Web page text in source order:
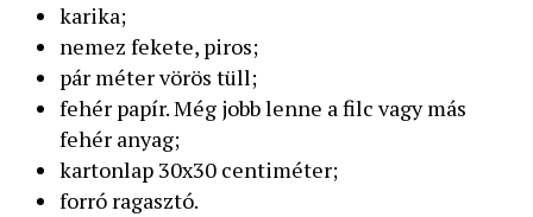
karika;
nemez fekete, piros;
pár méter vörös tüll;
fehér papír. Még jobb lenne a filc vagy más
fehér anyag;
kartonlap 30x30 centiméter;
forró ragasztó.